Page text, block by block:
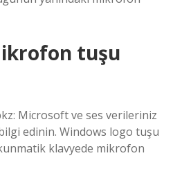
tuşu
Microsoft ve ses verileriniz
edinin. Windows logo tuşu
klavyede mikrofon